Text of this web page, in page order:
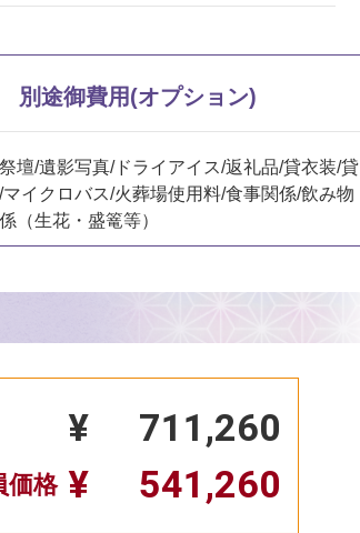
別途御費用(オプション)
壇/遺影写真/ドライアイス/返礼品/貸衣装/貸
イクロバス/火葬場使用料/食事関係/飲み物
（生花・盛篭等）
¥ 711,260
価格 ¥ 541,260